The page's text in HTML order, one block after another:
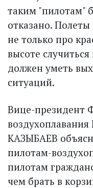
таким "пилотам"
отказано.
не только про
высоте
должен уметь
ситуаций.
Вице-президент
воздухоплавания
КАЗЫБАЕВ
пилотам-
пилотам
чем брать в